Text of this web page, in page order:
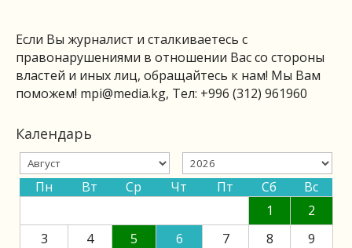
Если Вы журналист и сталкиваетесь с
правонарушениями в отношении Вас со стороны
властей и иных лиц, обращайтесь к нам! Мы Вам
поможем! mpi@media.kg, Тел: +996 (312) 961960
Календарь
Пн Вт Ср Чт Пт Сб
Вс
1
2
3
4 5 6 7 8
9